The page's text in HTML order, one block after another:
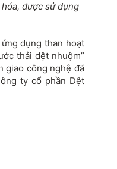
được sử dụng
dụng than hoạt
thải dệt nhuộm”
giao công nghệ đã
ty cổ phần Dệt